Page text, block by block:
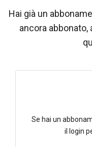
Hai già un
ancora
Se hai un
il login